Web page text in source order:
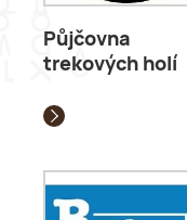
Půjčovna
trekových holí